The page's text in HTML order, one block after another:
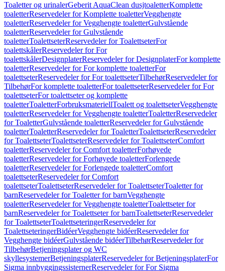
Toaletter og urinalerGeberit AquaClean dusjtoaletterKomplette
toaletterReservedeler for Komplette toaletterVegghengte
toaletterReservedeler for Vegghengte toaletterGulvstående
toaletterReservedeler for Gulvstående
toaletterToalettseterReservedeler for ToalettseterFor
toalettskålerReservedeler for For
toalettskålerDesignplaterReservedeler for DesignplaterFor komplette
toaletterReservedeler for For komplette toaletterFor
toalettseterReservedeler for For toalettseterTilbehørReservedeler for
TilbehørFor komplette toaletterFor toalettseterReservedeler for For
toalettseterFor toalettseter og komplette
toaletterToaletterForbruksmateriellToalett og toalettseterVegghengte
toaletterReservedeler for Vegghengte toaletterToaletterReservedeler
for ToaletterGulvstående toaletterReservedeler for Gulvstående
toaletterToaletterReservedeler for ToaletterToalettseterReservedeler
for ToalettseterToalettseterReservedeler for ToalettseterComfort
toaletterReservedeler for Comfort toaletterForhøyede
toaletterReservedeler for Forhøyede toaletterForlengede
toaletterReservedeler for Forlengede toaletterComfort
toalettseterReservedeler for Comfort
toalettseterToalettseterReservedeler for ToalettseterToaletter for
barnReservedeler for Toaletter for barnVegghengte
toaletterReservedeler for Vegghengte toaletterToalettseter for
barnReservedeler for Toalettseter for barnToalettseterReservedeler
for ToalettseterToalettseteringerReservedeler for
ToalettseteringerBidéerVegghengte bidéerReservedeler for
Vegghengte bidéerGulvstående bidéerTilbehørReservedeler for
TilbehørBetjeningsplater og WC
skyllesystemerBetjeningsplaterReservedeler for BetjeningsplaterFor
Sigma innbyggingssisternerReservedeler for For Sigma